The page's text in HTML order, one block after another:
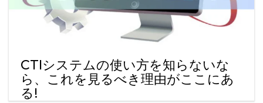
CTIシステムの使い方を知らないな
ら、これを見るべき理由がここにあ
る!